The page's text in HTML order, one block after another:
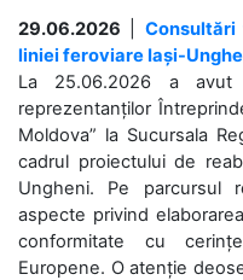
29.06.2026
liniei feroviare Iași-
La 25.06.2026 a
reprezentanților
Moldova” la Sucursala
cadrul proiectului de
Ungheni. Pe parcursul
aspecte privind
conformitate cu
Europene. O atenție